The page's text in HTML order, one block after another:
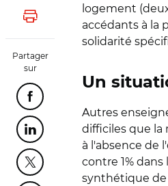
Lancer l'impression
Partager
sur
Partager cette page sur
Partager cette page sur
Partager cette page sur
logement
accédants à la
solidarité
Un
Autres
difficiles que la
à l'absence de
contre 1%
synthétique de